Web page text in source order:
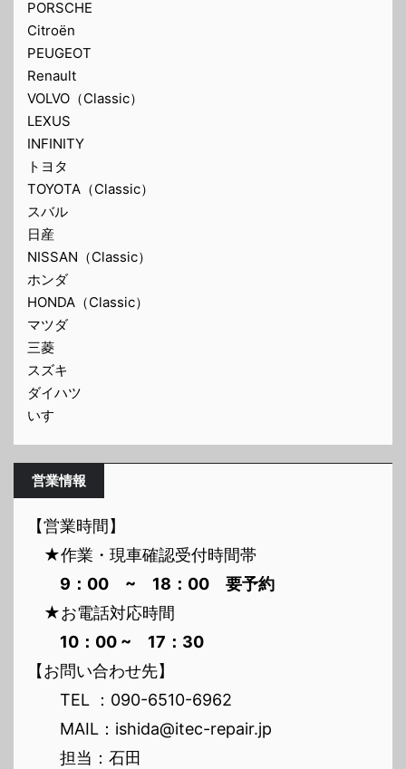
PORSCHE
Citroën
PEUGEOT
Renault
VOLVO（Classic）
LEXUS
INFINITY
トヨタ
TOYOTA（Classic）
スバル
日産
NISSAN（Classic）
ホンダ
HONDA（Classic）
マツダ
三菱
スズキ
ダイハツ
いすゞ
営業情報
【営業時間】
★作業・現車確認受付時間帯
9：00 ~ 18：00 要予約
★お電話対応時間
10：00 ~ 17：30
【お問い合わせ先】
TEL ：090-6510-6962
MAIL：ishida@itec-repair.jp
担当：石田